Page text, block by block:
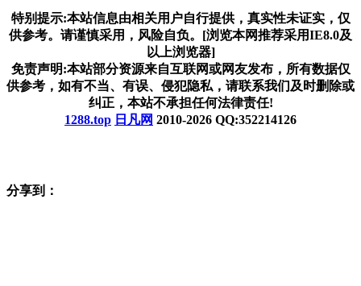
特别提示:本站信息由相关用户自行提供，真实性未证实，仅
供参考。请谨慎采用，风险自负。[浏览本网推荐采用IE8.0及
以上浏览器]
免责声明:本站部分资源来自互联网或网友发布，所有数据仅
供参考，如有不当、有误、侵犯隐私，请联系我们及时删除或
纠正，本站不承担任何法律责任!
1288.top 日凡网 2010-2026 QQ:352214126
分享到：